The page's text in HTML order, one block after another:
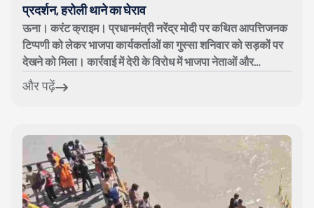
प्रदर्शन, हरोली थाने का घेराव
ऊना। करंट क्राइम। प्रधानमंत्री नरेंद्र मोदी पर कथित आपत्तिजनक
टिप्पणी को लेकर भाजपा कार्यकर्ताओं का गुस्सा शनिवार को सड़कों पर
देखने को मिला। कार्रवाई में देरी के विरोध में भाजपा नेताओं और
कार्यकर्ताओ...
और पढ़ें